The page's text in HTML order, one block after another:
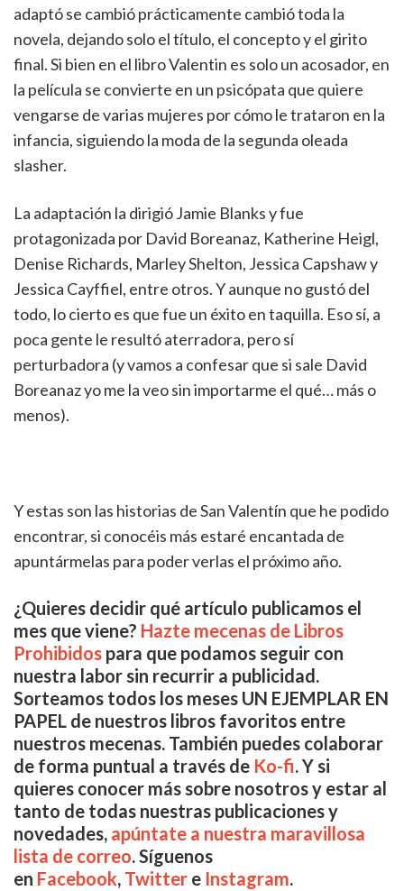
adaptó se cambió prácticamente cambió toda la
novela, dejando solo el título, el concepto y el girito
final. Si bien en el libro Valentin es solo un acosador, en
la película se convierte en un psicópata que quiere
vengarse de varias mujeres por cómo le trataron en la
infancia, siguiendo la moda de la segunda oleada
slasher.
La adaptación la dirigió Jamie Blanks y fue
protagonizada por David Boreanaz, Katherine Heigl,
Denise Richards, Marley Shelton, Jessica Capshaw y
Jessica Cayffiel, entre otros. Y aunque no gustó del
todo, lo cierto es que fue un éxito en taquilla. Eso sí, a
poca gente le resultó aterradora, pero sí
perturbadora (y vamos a confesar que si sale David
Boreanaz yo me la veo sin importarme el qué… más o
menos).
Y estas son las historias de San Valentín que he podido
encontrar, si conocéis más estaré encantada de
apuntármelas para poder verlas el próximo año.
¿Quieres decidir qué artículo publicamos el
mes que viene? Hazte mecenas de Libros
Prohibidos para que podamos seguir con
nuestra labor sin recurrir a publicidad.
Sorteamos todos los meses UN EJEMPLAR EN
PAPEL de nuestros libros favoritos entre
nuestros mecenas. También puedes colaborar
de forma puntual a través de Ko-fi.Y si
quieres conocer más sobre nosotros y estar al
tanto de todas nuestras publicaciones y
novedades, apúntate a nuestra maravillosa
lista de correo.Síguenos
en Facebook, Twitter e Instagram.